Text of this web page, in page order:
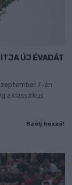
ÚJ ÉVADÁT
7-én
a klasszikus
Szólj hozzá!